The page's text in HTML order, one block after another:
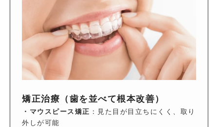
矯正治療（歯を並べて根本改善）
・ マウスピース矯正 ：見た目が目立ちにくく、取り
外しが可能